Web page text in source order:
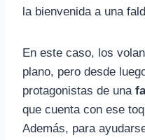
la bienvenida a una
En este caso, los
plano, pero desde
protagonistas de una
que cuenta con ese
Además, para